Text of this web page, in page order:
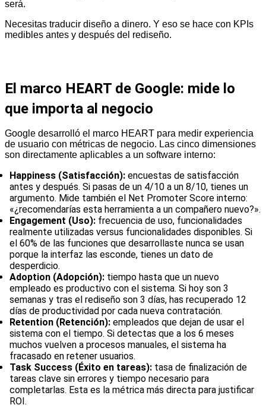
será.
Necesitas traducir diseño a dinero. Y eso se hace con KPIs
medibles antes y después del rediseño.
El marco HEART de Google: mide lo
que importa al negocio
Google desarrolló el marco HEART para medir experiencia
de usuario con métricas de negocio. Las cinco dimensiones
son directamente aplicables a un software interno:
Happiness (Satisfacción): encuestas de satisfacción
antes y después. Si pasas de un 4/10 a un 8/10, tienes un
argumento. Mide también el Net Promoter Score interno:
«¿recomendarías esta herramienta a un compañero nuevo?».
Engagement (Uso): frecuencia de uso, funcionalidades
realmente utilizadas versus funcionalidades disponibles. Si
el 60% de las funciones que desarrollaste nunca se usan
porque la interfaz las esconde, tienes un dato de
desperdicio.
Adoption (Adopción): tiempo hasta que un nuevo
empleado es productivo con el sistema. Si hoy son 3
semanas y tras el rediseño son 3 días, has recuperado 12
días de productividad por cada nueva contratación.
Retention (Retención): empleados que dejan de usar el
sistema con el tiempo. Si detectas que a los 6 meses
muchos vuelven a procesos manuales, el sistema ha
fracasado en retener usuarios.
Task Success (Éxito en tareas): tasa de finalización de
tareas clave sin errores y tiempo necesario para
completarlas. Esta es la métrica más directa para justificar
ROI.